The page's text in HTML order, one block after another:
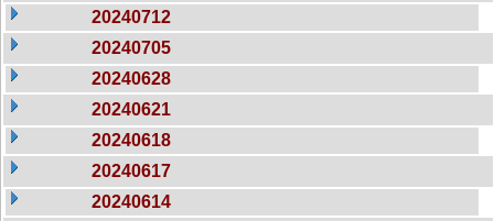
20240712
20240705
20240628
20240621
20240618
20240617
20240614